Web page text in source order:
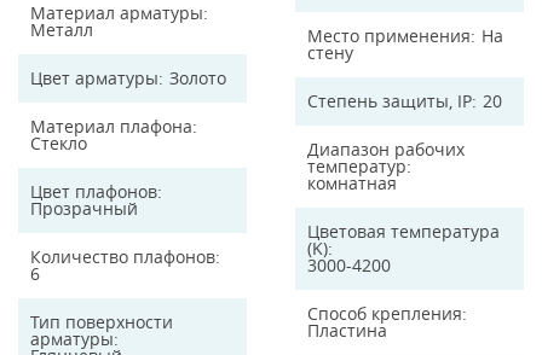
Материал арматуры
Металл
Цвет арматуры Золото
Материал плафона
Стекло
Цвет плафонов
Прозрачный
Количество плафонов
6
Тип поверхности
арматуры
Место применения На
стену
Степень защиты, IP 20
Диапазон рабочих
температур
комнатная
Цветовая температура
(K)
3000-4200
Способ крепления
Пластина